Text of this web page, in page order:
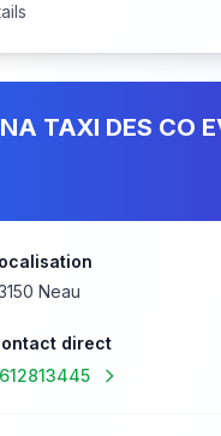
TAXI DES CO
Neau
direct